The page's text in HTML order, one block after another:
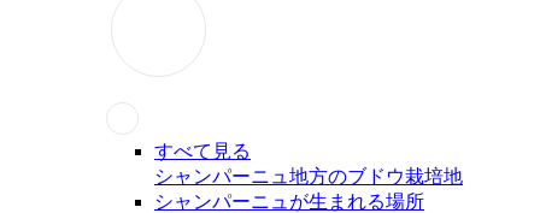
すべて見る
シャンパーニュ地方のブドウ栽培地
シャンパーニュが生まれる場所